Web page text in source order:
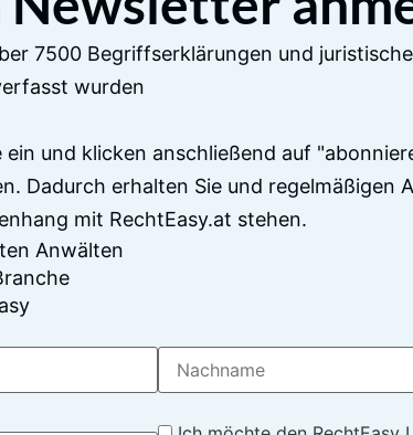
7500 Begriffserklärungen und
wurden
ein und klicken anschließend auf
Dadurch erhalten Sie und regelmäßigen
mit RechtEasy.at stehen.
Anwälten